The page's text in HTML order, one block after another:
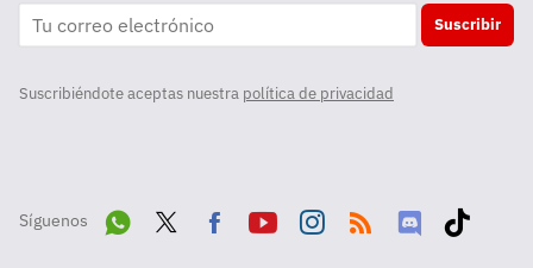
Suscribir
Suscribiéndote aceptas nuestra política de privacidad
Síguenos